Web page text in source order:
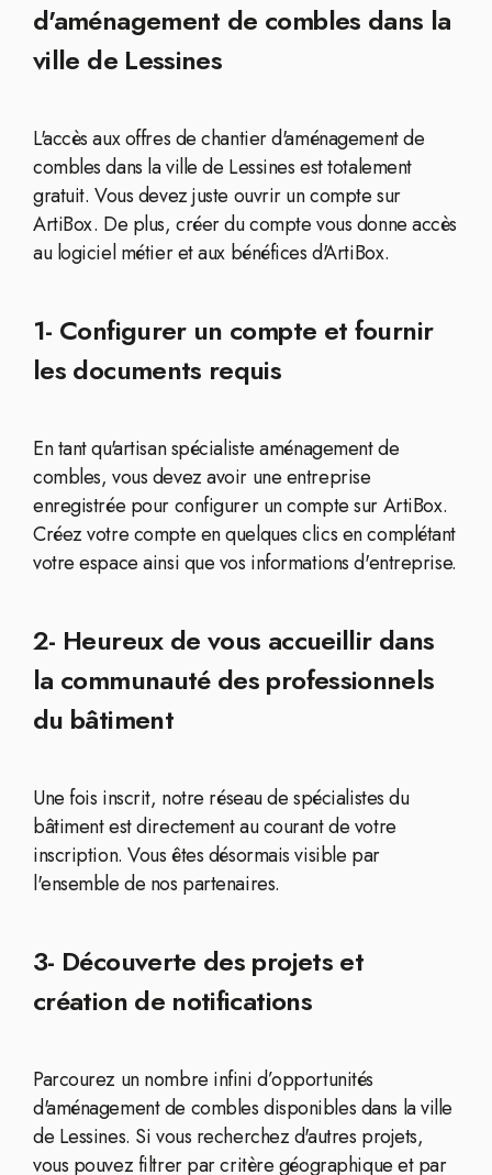
d'aménagement de combles dans la
ville de Lessines
L'accès aux offres de chantier d'aménagement de
combles dans la ville de Lessines est totalement
gratuit. Vous devez juste ouvrir un compte sur
ArtiBox. De plus, créer du compte vous donne accès
au logiciel métier et aux bénéfices d'ArtiBox.
1- Configurer un compte et fournir
les documents requis
En tant qu'artisan spécialiste aménagement de
combles, vous devez avoir une entreprise
enregistrée pour configurer un compte sur ArtiBox.
Créez votre compte en quelques clics en complétant
votre espace ainsi que vos informations d'entreprise.
2- Heureux de vous accueillir dans
la communauté des professionnels
du bâtiment
Une fois inscrit, notre réseau de spécialistes du
bâtiment est directement au courant de votre
inscription. Vous êtes désormais visible par
l'ensemble de nos partenaires.
3- Découverte des projets et
création de notifications
Parcourez un nombre infini d’opportunités
d'aménagement de combles disponibles dans la ville
de Lessines. Si vous recherchez d'autres projets,
vous pouvez filtrer par critère géographique et par